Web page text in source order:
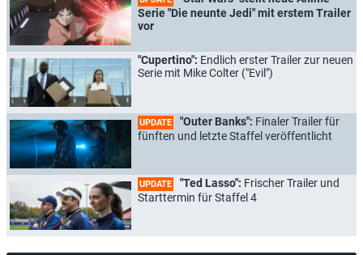
Serie "Die neunte Jedi" mit erstem Trailer
vor
"Cupertino": Endlich erster Trailer zur neuen
Serie mit Mike Colter ("Evil")
UPDATE "Outer Banks": Finaler Trailer für
fünften und letzte Staffel veröffentlicht
UPDATE "Ted Lasso": Frischer Trailer und
Starttermin für Staffel 4